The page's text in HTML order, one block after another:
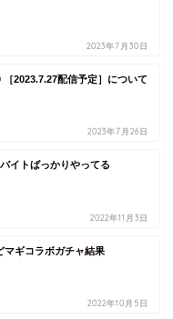
2023年7月30日
［2023.7.27配信予定］について
2023年7月26日
イトばっかりやってる
2022年11月3日
マギコラボガチャ結果
2022年10月5日